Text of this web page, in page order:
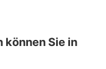
können Sie in